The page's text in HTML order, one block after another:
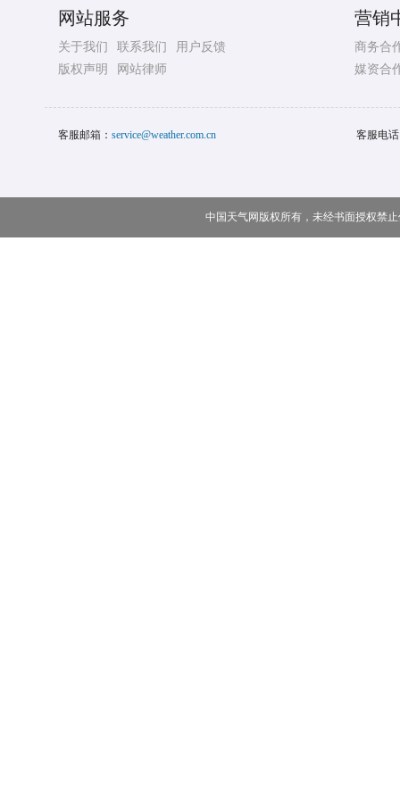
网站服务
关于我们 联系我们
用户反馈
版权声明
网站律师
营销
商务合
媒资合
客服邮箱： service@weather.com.cn 客服电
中国天气网版权所有，未经书面授权